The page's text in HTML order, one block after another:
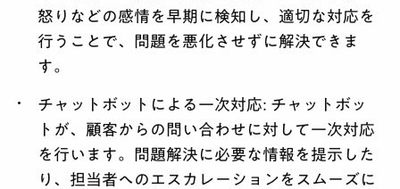
怒りなどの感情を早期に検知し、適切な対応を
行うことで、問題を悪化させずに解決できま
す。
チャットボットによる一次対応: チャットボッ
トが、顧客からの問い合わせに対して一次対応
を行います。問題解決に必要な情報を提示した
り、担当者へのエスカレーションをスムーズに